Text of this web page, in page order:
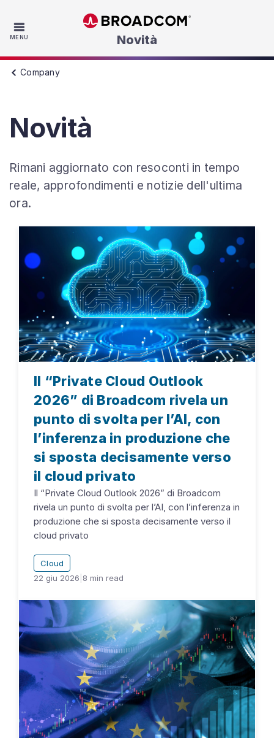
MENU Skip to main content
Novità
Company
Novità
Rimani aggiornato con resoconti in tempo
reale, approfondimenti e notizie dell'ultima
ora.
Il “Private Cloud Outlook
2026” di Broadcom rivela un
punto di svolta per l’AI, con
l’inferenza in produzione che
si sposta decisamente verso
il cloud privato
Il “Private Cloud Outlook 2026” di Broadcom
rivela un punto di svolta per l’AI, con l’inferenza in
produzione che si sposta decisamente verso il
cloud privato
Cloud
22 giu 2026 8 min read